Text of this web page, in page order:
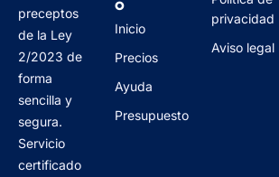
preceptos
de la Ley
2/2023 de
forma
sencilla y
segura.
Servicio
certificado
Inicio
Precios
Ayuda
Presupuesto
privacidad
Aviso legal